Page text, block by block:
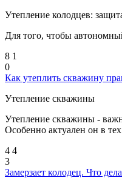
Утепление колодцев:
Для того, чтобы
8 1
0
Как утеплить скважину
Утепление скважины
Утепление скважины -
Особенно актуален он в
4 4
3
Замерзает колодец. Что